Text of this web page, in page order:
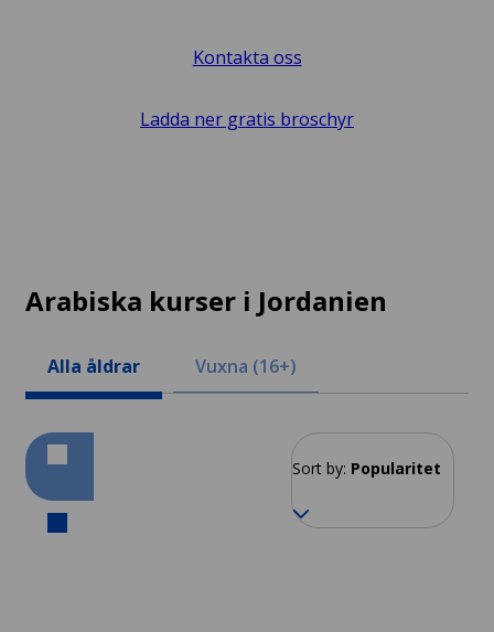
Kontakta oss
Ladda ner gratis broschyr
Arabiska kurser i Jordanien
Alla åldrar Vuxna (16+)
Sort by: Popularitet